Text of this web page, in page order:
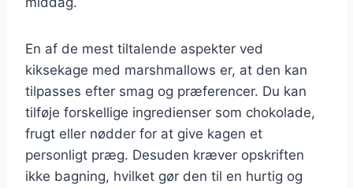
En af de mest tiltalende aspekter ved
kiksekage med marshmallows er, at den kan
tilpasses efter smag og præferencer. Du kan
tilføje forskellige ingredienser som chokolade,
frugt eller nødder for at give kagen et
personligt præg. Desuden kræver opskriften
ikke bagning, hvilket gør den til en hurtig og